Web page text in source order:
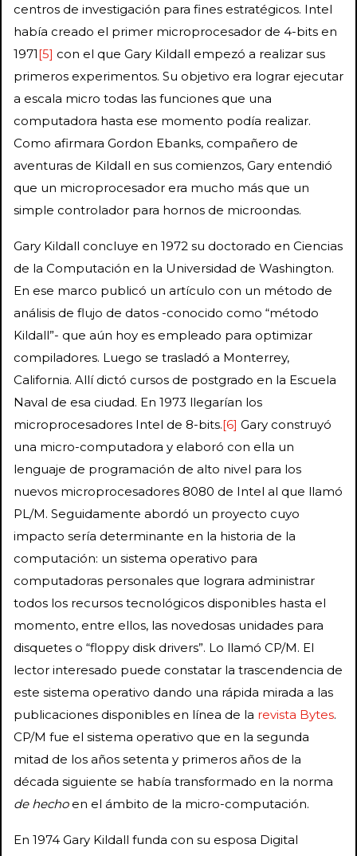
centros de investigación para fines estratégicos. Intel
había creado el primer microprocesador de 4-bits en
1971[5] con el que Gary Kildall empezó a realizar sus
primeros experimentos. Su objetivo era lograr ejecutar
a escala micro todas las funciones que una
computadora hasta ese momento podía realizar.
Como afirmara Gordon Ebanks, compañero de
aventuras de Kildall en sus comienzos, Gary entendió
que un microprocesador era mucho más que un
simple controlador para hornos de microondas.
Gary Kildall concluye en 1972 su doctorado en Ciencias
de la Computación en la Universidad de Washington.
En ese marco publicó un artículo con un método de
análisis de flujo de datos -conocido como “método
Kildall”- que aún hoy es empleado para optimizar
compiladores. Luego se trasladó a Monterrey,
California. Allí dictó cursos de postgrado en la Escuela
Naval de esa ciudad. En 1973 llegarían los
microprocesadores Intel de 8-bits.[6] Gary construyó
una micro-computadora y elaboró con ella un
lenguaje de programación de alto nivel para los
nuevos microprocesadores 8080 de Intel al que llamó
PL/M. Seguidamente abordó un proyecto cuyo
impacto sería determinante en la historia de la
computación: un sistema operativo para
computadoras personales que lograra administrar
todos los recursos tecnológicos disponibles hasta el
momento, entre ellos, las novedosas unidades para
disquetes o “floppy disk drivers”. Lo llamó CP/M. El
lector interesado puede constatar la trascendencia de
este sistema operativo dando una rápida mirada a las
publicaciones disponibles en línea de la revista Bytes.
CP/M fue el sistema operativo que en la segunda
mitad de los años setenta y primeros años de la
década siguiente se había transformado en la norma
de hechoen el ámbito de la micro-computación.
En 1974 Gary Kildall funda con su esposa Digital